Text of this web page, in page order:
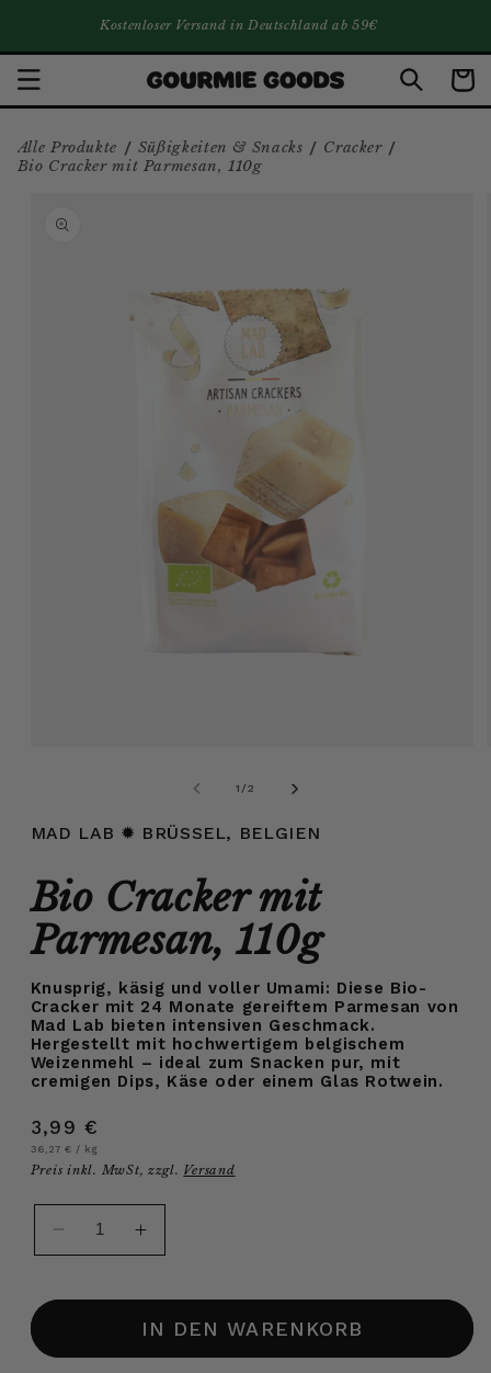
DIREKT ZUM INHALT
Kostenloser Versand in Deutschland ab 59€
Alle Produkte / Süßigkeiten & Snacks / Cracker/
Bio Cracker mit Parmesan, 110g
SPRINGEN
1 /von
2
MAD LAB ✹ BRÜSSEL, BELGIEN
Bio Cracker mit
Parmesan, 110g
Knusprig, käsig und voller Umami: Diese Bio-
Cracker mit 24 Monate gereiftem Parmesan von
Mad Lab bieten intensiven Geschmack.
Hergestellt mit hochwertigem belgischem
Weizenmehl – ideal zum Snacken pur, mit
cremigen Dips, Käse oder einem Glas Rotwein.
Normaler
Preis
3,99 €
Grundpreis
36,27 € / pro
kg
Preis inkl. MwSt, zzgl. Versand
Verringere
die
Cracker
Erhöhe
die
Bio
Cracker
IN DEN WARENKORB